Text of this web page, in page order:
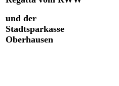
und der
Stadtsparkasse
Oberhausen